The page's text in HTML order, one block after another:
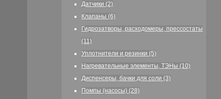
Датчики (2)
Клапаны (6)
Гидрозатворы, расходомеры, прессостаты
(11)
Уплотнители и резинки (5)
Нагревательные элементы, ТЭНы (10)
Диспенсеры, бачки для соли (3)
Помпы (насосы) (28)